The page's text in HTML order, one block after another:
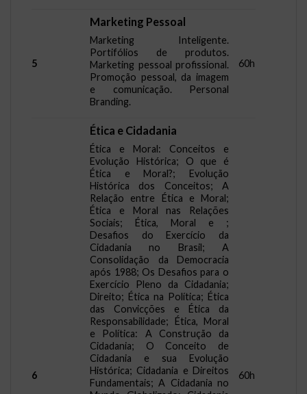
5
Marketing Pessoal
Marketing Inteligente.
Portifólios de produtos.
Marketing pessoal profissional.
Promoção pessoal, da imagem
e comunicação. Personal
Branding.
60h
6
Ética e Cidadania
Ética e Moral: Conceitos e
Evolução Histórica; O que é
Ética e Moral?; Evolução
Histórica dos Conceitos; A
Relação entre Ética e Moral;
Ética e Moral nas Relações
Sociais; Ética, Moral e ;
Desafios do Exercício da
Cidadania no Brasil; A
Consolidação da Democracia
após 1988; Os Desafios para o
Exercício Pleno da Cidadania;
Direito; Ética na Política; Ética
das Convicções e Ética da
Responsabilidade; Ética, Moral
e Política: A Construção da
Cidadania; O Conceito de
Cidadania e sua Evolução
Histórica; Cidadania e Direitos
Fundamentais; A Cidadania no
60h